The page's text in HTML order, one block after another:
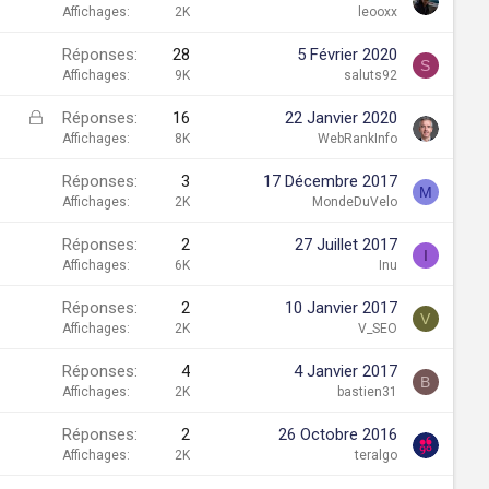
Affichages 2K leooxx
Réponses 28
Affichages 9K
5 Février 2020
saluts92
S
F
Réponses 16
Affichages 8K
22 Janvier 2020
WebRankInfo
Réponses 3
Affichages 2K
17 Décembre 2017
MondeDuVelo
M
Réponses 2
Affichages 6K
27 Juillet 2017
Inu
I
Réponses 2
Affichages 2K
10 Janvier 2017
V_SEO
V
Réponses 4
Affichages 2K
4 Janvier 2017
bastien31
B
Réponses 2
Affichages 2K
26 Octobre 2016
teralgo